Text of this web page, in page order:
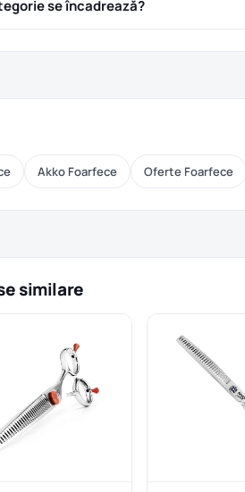
se încadrează?
Akko Foarfece Oferte Foarfece
similare